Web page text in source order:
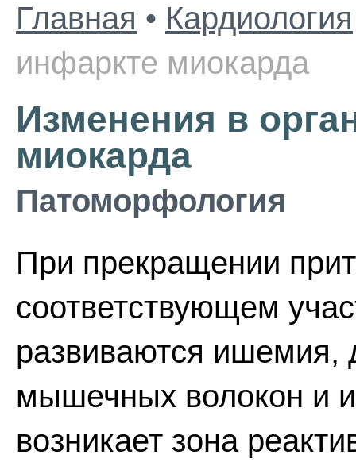
Главная • Кардиология
инфаркте миокарда
Изменения в
миокарда
Патоморфология
При прекращении
соответствующем
развиваются ишемия,
мышечных волокон и
возникает зона